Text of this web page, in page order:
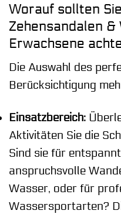
Worauf sollten
Zehensandalen
Erwachsene
Die Auswahl des
Berücksichtigung
Einsatzbereich:
Aktivitäten Sie die
Sind sie für
anspruchsvolle
Wasser, oder für
Wassersportarten?